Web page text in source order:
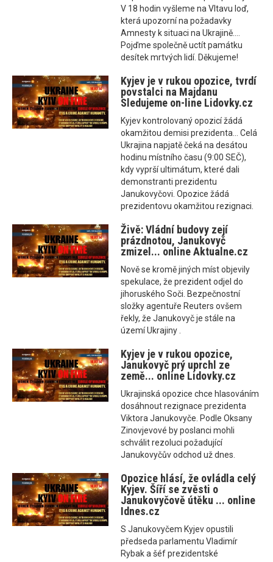
V 18 hodin vyšleme na Vltavu loď,
která upozorní na požadavky
Amnesty k situaci na Ukrajině....
Pojďme společně uctít památku
desítek mrtvých lidí. Děkujeme!
Kyjev je v rukou opozice, tvrdí
povstalci na Majdanu
Sledujeme on-line Lidovky.cz
Kyjev kontrolovaný opozicí žádá
okamžitou demisi prezidenta... Celá
Ukrajina napjatě čeká na desátou
hodinu místního času (9:00 SEČ),
kdy vyprší ultimátum, které dali
demonstranti prezidentu
Janukovyčovi. Opozice žádá
prezidentovu okamžitou rezignaci.
Živě: Vládní budovy zejí
prázdnotou, Janukovyč
zmizel... online Aktualne.cz
Nově se kromě jiných míst objevily
spekulace, že prezident odjel do
jihoruského Soči. Bezpečnostní
složky agentuře Reuters ovšem
řekly, že Janukovyč je stále na
území Ukrajiny .
Kyjev je v rukou opozice,
Janukovyč prý uprchl ze
země... online Lidovky.cz
Ukrajinská opozice chce hlasováním
dosáhnout rezignace prezidenta
Viktora Janukovyče. Podle Oksany
Zinovjevové by poslanci mohli
schválit rezoluci požadující
Janukovyčův odchod už dnes.
Opozice hlásí, že ovládla celý
Kyjev. Šíří se zvěsti o
Janukovyčově útěku ... online
Idnes.cz
S Janukovyčem Kyjev opustili
předseda parlamentu Vladimír
Rybak a šéf prezidentské